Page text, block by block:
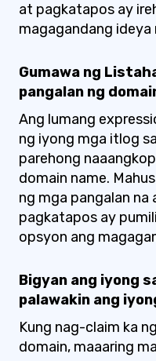
at pagkatapos ay
magagandang ideya
Gumawa ng
pangalan ng
Ang lumang
ng iyong mga itlog
parehong
domain name.
ng mga pangalan
pagkatapos ay
opsyon ang
Bigyan ang iyong
palawakin ang
Kung nag-claim ka
domain, maaaring